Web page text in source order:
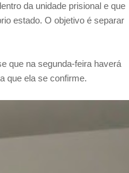
da unidade prisional e que
estado. O objetivo é separar
que na segunda-feira haverá
que ela se confirme.